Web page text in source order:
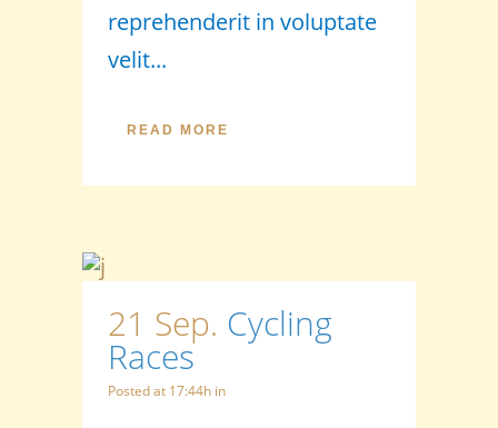
reprehenderit in voluptate
velit...
READ MORE
21 Sep. Cycling
Races
Posted at 17:44h in